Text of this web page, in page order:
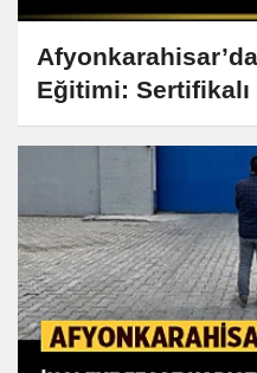
Eğitimi: Sertifikalı
Başladı!